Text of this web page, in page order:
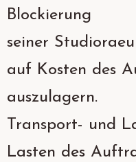
Blockierung
seiner
auf Kosten des
auszulagern.
Transport- und
Lasten des